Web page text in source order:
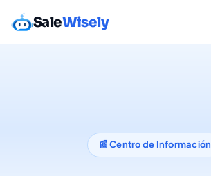
SaleWisely
📰 Centro de Información